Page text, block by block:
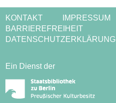
KONTAKT
IMPRESSUM
BARRIEREFREIHEIT
DATENSCHUTZERKLÄRUNG
Ein Dienst der